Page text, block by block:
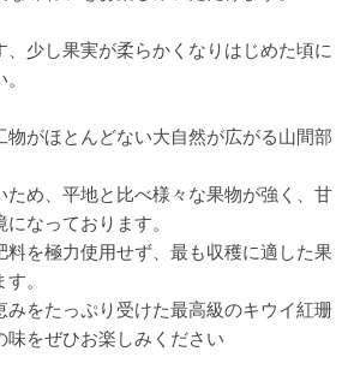
、少し果実が柔らかくなりはじめた頃に
物がほとんどない大自然が広がる山間部
ため、平地と比べ様々な果物が強く、甘
なっております。
料を極力使用せず、最も収穫に適した果
。
みをたっぷり受けた最高級のキウイ紅珊
味をぜひお楽しみください